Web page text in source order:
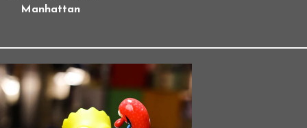
Manhattan